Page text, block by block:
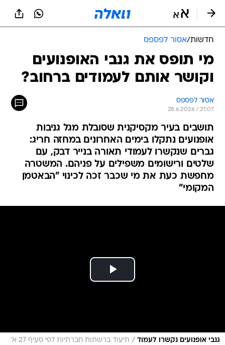
חדשות/אסור לפספס
מי תופס את גנבי האופנועים
וקושר אותם לעמודים ברחוב?
אסור לפספס
28.6.2026 / 21:07
תושבים בעיר מקסיקנית שסובלת מגל גניבות
אופנועים נתקלו בימים האחרונים במחזה חריג:
גברים שנקשרו לעמודי תאורה בנייר דבק, עם
שלטים ורישומים משפילים על פניהם. המשטרה
מחפשת כעת את מי שכבר זכה לכינוי "הבאטמן
המקומי"
גנבי אופנועים נקשרו לעמוד /
תיעוד ברשתות חברתיות לפי סעיף 27 א'